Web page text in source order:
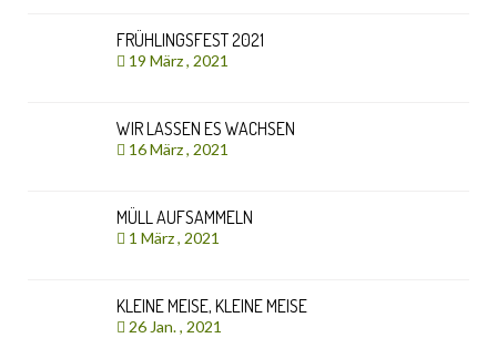
FRÜHLINGSFEST 2021
19 März , 2021
WIR LASSEN ES WACHSEN
16 März , 2021
MÜLL AUFSAMMELN
1 März , 2021
KLEINE MEISE, KLEINE MEISE
26 Jan. , 2021